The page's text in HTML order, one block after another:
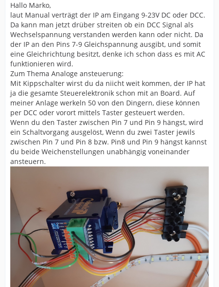
Hallo Marko,
laut Manual verträgt der IP am Eingang 9-23V DC oder DCC.
Da kann man jetzt drüber streiten ob ein DCC Signal als
Wechselspannung verstanden werden kann oder nicht. Da
der IP an den Pins 7-9 Gleichspannung ausgibt, und somit
eine Gleichrichtung besitzt, denke ich schon dass es mit AC
funktionieren wird.
Zum Thema Analoge ansteuerung:
Mit Kippschalter wirst du da niicht weit kommen, der IP hat
ja die gesamte Steuerelektronik schon mit an Board. Auf
meiner Anlage werkeln 50 von den Dingern, diese können
per DCC oder vorort mittels Taster gesteuert werden.
Wenn du den Taster zwischen Pin 7 und Pin 9 hängst, wird
ein Schaltvorgang ausgelöst, Wenn du zwei Taster jewils
zwischen Pin 7 und Pin 8 bzw. Pin8 und Pin 9 hängst kannst
du beide Weichenstellungen unabhängig voneinander
ansteuern.